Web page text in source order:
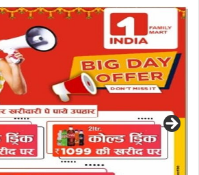
ai
l
ar
e